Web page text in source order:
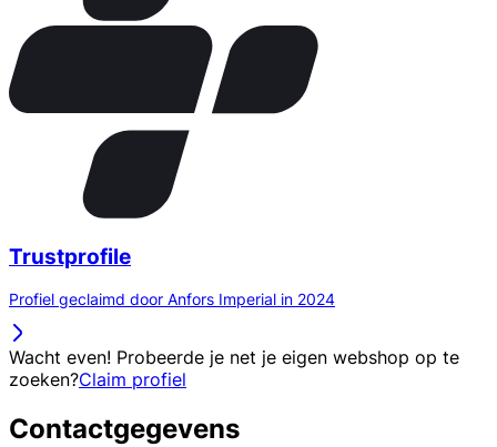
Trustprofile
Profiel geclaimd door Anfors Imperial in 2024
Wacht even! Probeerde je net je eigen webshop op te
zoeken?Claim profiel
Contactgegevens